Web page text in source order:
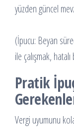
yüzden güncel
(İpucu: Beyan
ile çalışmak,
Pratik
Vergi uyumunu